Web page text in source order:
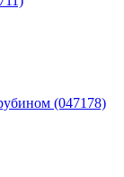
(047178)